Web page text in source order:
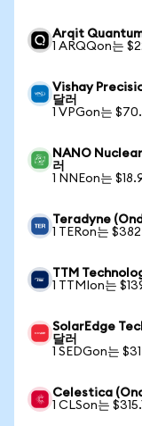
Arqit Quantum
1 ARQQon는
Vishay
달러
1 VPGon는
NANO
러
1 NNEon는
Teradyne
1 TERon는
TTM
1 TTMIon는
SolarEdge
달러
1 SEDGon는
Celestica
1 CLSon는